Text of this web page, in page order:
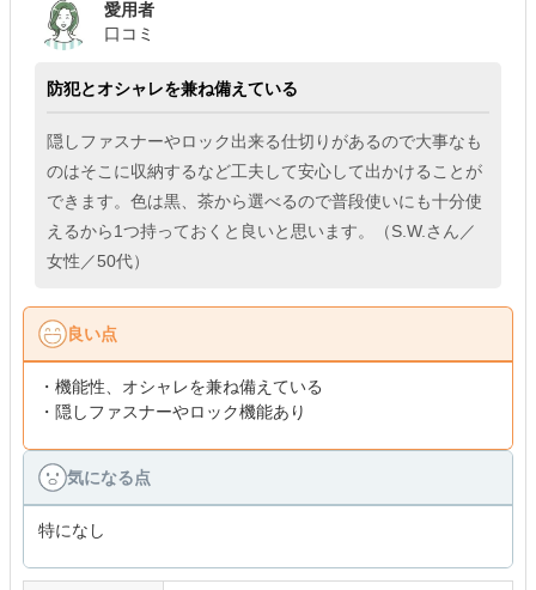
愛用者
口コミ
防犯とオシャレを兼ね備えている
隠しファスナーやロック出来る仕切りがあるので大事なも
のはそこに収納するなど工夫して安心して出かけることが
できます。色は黒、茶から選べるので普段使いにも十分使
えるから1つ持っておくと良いと思います。（S.W.さん／
女性／50代）
良い点
・機能性、オシャレを兼ね備えている
・隠しファスナーやロック機能あり
気になる点
特になし